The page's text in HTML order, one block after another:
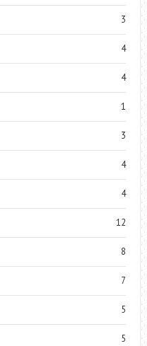
3
4
4
1
3
4
4
12
8
7
5
5